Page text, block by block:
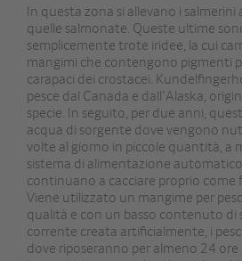
In questa zona si allevano i salmerini
quelle salmonate. Queste ultime
semplicemente trote iridee, la cui
mangimi che contengono pigmenti
carapaci dei crostacei.
pesce dal Canada e dall’Alaska,
specie. In seguito, per due anni,
acqua di sorgente dove vengono
volte al giorno in piccole quantità, a
sistema di alimentazione
continuano a cacciare proprio come
Viene utilizzato un mangime per
qualità e con un basso contenuto di
corrente creata artificialmente, i
dove riposeranno per almeno 24 ore